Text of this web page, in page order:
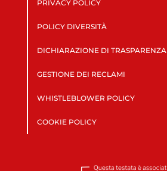
PRIVACY POLICY
POLICY DIVERSITÀ
DICHIARAZIONE DI TRASPARENZA
GESTIONE DEI RECLAMI
WHISTLEBLOWER POLICY
COOKIE POLICY